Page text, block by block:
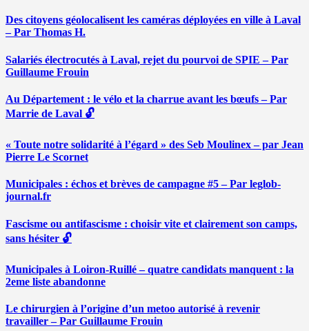
Des citoyens géolocalisent les caméras déployées en ville à Laval
– Par Thomas H.
Salariés électrocutés à Laval, rejet du pourvoi de SPIE – Par
Guillaume Frouin
Au Département : le vélo et la charrue avant les bœufs – Par
Marrie de Laval 🔓
« Toute notre solidarité à l’égard » des Seb Moulinex – par Jean
Pierre Le Scornet
Municipales : échos et brèves de campagne #5 – Par leglob-
journal.fr
Fascisme ou antifascisme : choisir vite et clairement son camps,
sans hésiter 🔓
Municipales à Loiron-Ruillé – quatre candidats manquent : la
2eme liste abandonne
Le chirurgien à l’origine d’un metoo autorisé à revenir
travailler – Par Guillaume Frouin